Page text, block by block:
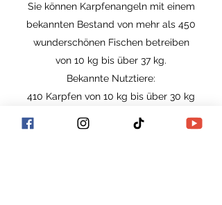
Sie können Karpfenangeln mit einem
bekannten Bestand von mehr als 450
wunderschönen Fischen betreiben
von 10 kg bis über 37 kg.
Bekannte Nutztiere:
410 Karpfen von 10 kg bis über 30 kg
34 Weiß Liebt zwischen 10 kg und 20 kg